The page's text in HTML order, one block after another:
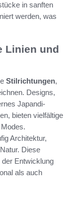
in sanften
werden, was
Linien und
Stilrichtungen,
Designs,
Japandi-
bieten vielfältige
Architektur,
Diese
der Entwicklung
als auch